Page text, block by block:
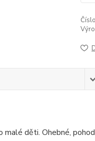
děti. Ohebné,